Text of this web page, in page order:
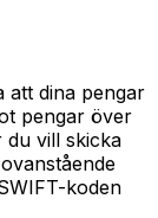
att dina pengar
pengar över
du vill skicka
koden